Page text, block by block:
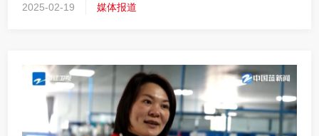
许引发民营企业家的强烈反响。
2025-02-19 媒体报道